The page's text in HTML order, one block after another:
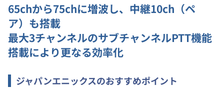
65chから75chに増波し、中継10ch（ペ
ア）も搭載
最大3チャンネルのサブチャンネルPTT機能
搭載により更なる効率化
ジャパンエニックスのおすすめポイント